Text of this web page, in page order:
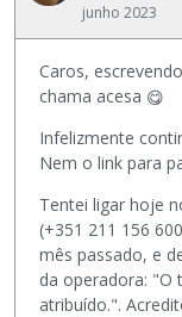
junho 2023
Caros,
chama acesa 😋
Infelizmente
Nem o link para
Tentei ligar hoje
(+351 211 156
mês passado, e
da operadora: "O
atribuído.".